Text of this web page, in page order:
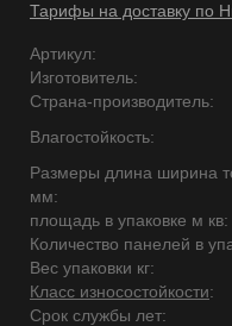
Тарифы на доставку по
Артикул:
Изготовитель:
Страна-производитель:
Влагостойкость:
Размеры длина ширина
мм:
площадь в упаковке м кв:
Количество панелей в
Вес упаковки кг:
Класс износостойкости:
Срок службы лет: